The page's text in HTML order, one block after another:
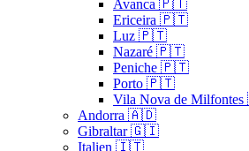
Avanca 🇵🇹
Ericeira 🇵🇹
Luz 🇵🇹
Nazaré 🇵🇹
Peniche 🇵🇹
Porto 🇵🇹
Vila Nova de
Andorra 🇦🇩
Gibraltar 🇬🇮
Italien 🇮🇹